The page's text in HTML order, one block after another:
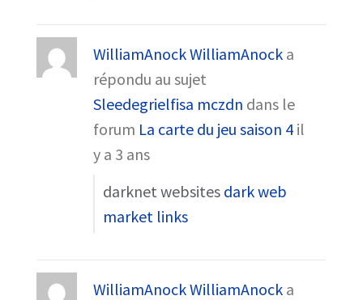
WilliamAnock WilliamAnock a
répondu au sujet
Sleedegrielfisa mczdn dans le
forum La carte du jeu saison 4 il
y a 3 ans
darknet websites dark web
market links
WilliamAnock WilliamAnock a